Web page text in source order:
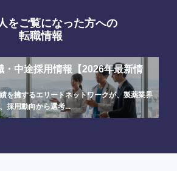
選択する
選択する
選択する
選択する
をご覧になった方への
転職情報
・中途採用情報【2026年最新情
を擁するエリートネットワークが、製薬業界
採用動向から選考...